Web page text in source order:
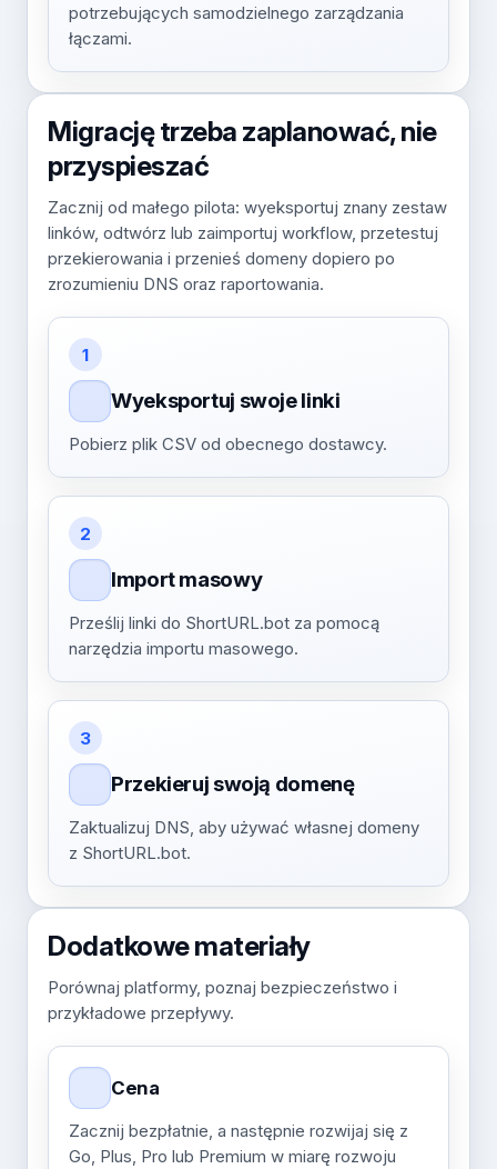
potrzebujących samodzielnego zarządzania
łączami.
Migrację trzeba zaplanować, nie
przyspieszać
Zacznij od małego pilota: wyeksportuj znany zestaw
linków, odtwórz lub zaimportuj workflow, przetestuj
przekierowania i przenieś domeny dopiero po
zrozumieniu DNS oraz raportowania.
1
Wyeksportuj swoje linki
Pobierz plik CSV od obecnego dostawcy.
2
Import masowy
Prześlij linki do ShortURL.bot za pomocą
narzędzia importu masowego.
3
Przekieruj swoją domenę
Zaktualizuj DNS, aby używać własnej domeny
z ShortURL.bot.
Dodatkowe materiały
Porównaj platformy, poznaj bezpieczeństwo i
przykładowe przepływy.
Cena
Zacznij bezpłatnie, a następnie rozwijaj się z
Go, Plus, Pro lub Premium w miarę rozwoju